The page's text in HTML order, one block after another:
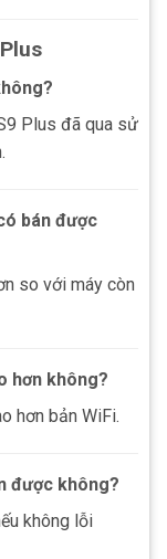
Plus đã qua sử
bán được
so với máy còn
hơn không?
hơn bản WiFi.
được không?
không lỗi